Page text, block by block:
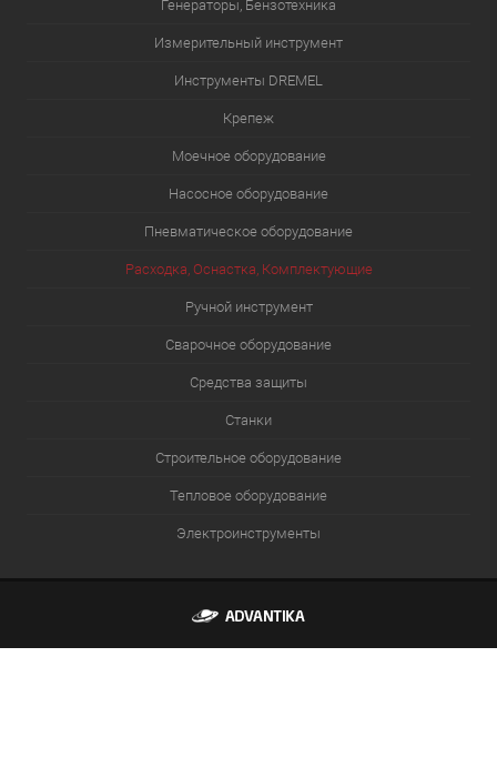
Генераторы, Бензотехника
Измерительный инструмент
Инструменты DREMEL
Крепеж
Моечное оборудование
Насосное оборудование
Пневматическое оборудование
Расходка, Оснастка, Комплектующие
Ручной инструмент
Сварочное оборудование
Средства защиты
Станки
Строительное оборудование
Тепловое оборудование
Электроинструменты